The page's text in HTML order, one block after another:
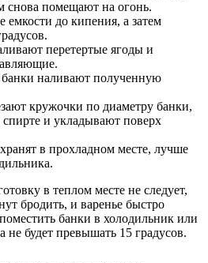
снова помещают на огонь.
емкости до кипения, а затем
перетертые ягоды и
наливают полученную
кружочки по диаметру банки,
и укладывают поверх
в прохладном месте, лучше
в теплом месте не следует,
бродить, и варенье быстро
банки в холодильник или
не будет превышать 15 градусов.